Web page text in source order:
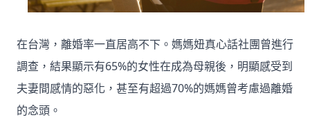
在台灣，離婚率一直居高不下。媽媽妞真心話社團曾進行
調查，結果顯示有65%的女性在成為母親後，明顯感受到
夫妻間感情的惡化，甚至有超過70%的媽媽曾考慮過離婚
的念頭。